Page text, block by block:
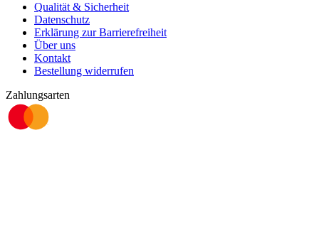
Qualität & Sicherheit
Datenschutz
Erklärung zur Barrierefreiheit
Über uns
Kontakt
Bestellung widerrufen
Zahlungsarten